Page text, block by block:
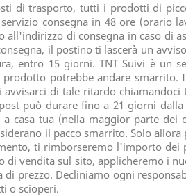
di trasporto, tutti i prodotti di
servizio consegna in 48 ore
di consegna in caso di
il postino ti lascerà un
entro 15 giorni. TNT Suivi è un
potrebbe andare
avvisarci di tale ritardo
può durare fino a 21 giorni
casa tua (nella maggior parte
il pacco smarrito. Solo
ti rimborseremo l'importo dei
di vendita sul sito, applicheremo i
di prezzo. Decliniamo ogni
o scioperi.